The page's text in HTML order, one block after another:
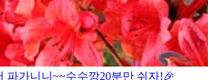
파가니니~~수수깡20분만 쉬자!🎉